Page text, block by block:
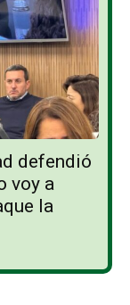
defendió
voy a
la